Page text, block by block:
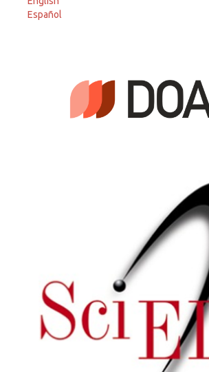
Español